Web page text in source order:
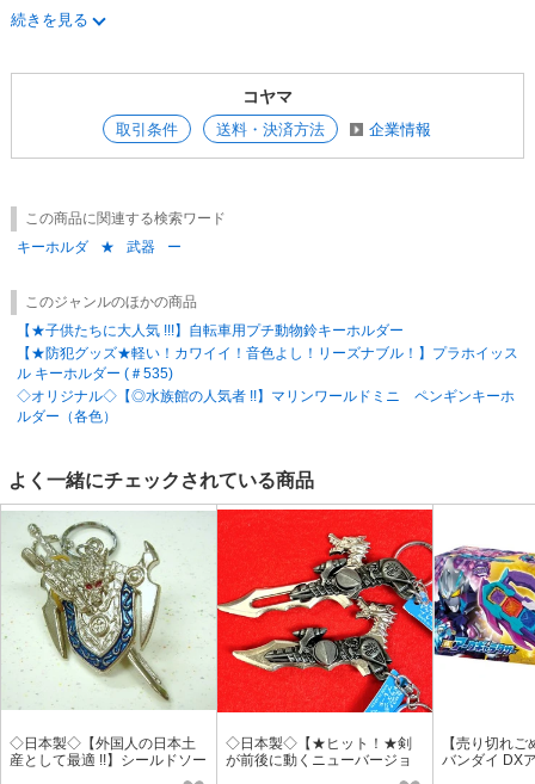
※ 【納期についてのお知らせ】
屋・塗装工程などにおいて資材の遅れなどにより、記載納期より延びる場
続きを見る
コヤマ
取引条件 送料・決済方法 企業情報
この商品に関連する検索ワード
キーホルダ
★ 武器 ー
このジャンルのほかの商品
【★子供たちに大人気 !!!】自転車用プチ動物鈴キーホルダー
【★防犯グッズ★軽い！カワイイ！音色よし！リーズナブル！】プラホイッス
ル キーホルダー (＃535)
◇オリジナル◇【◎水族館の人気者 !!】マリンワールドミニ ペンギンキーホ
ルダー（各色）
よく一緒にチェックされている商品
◇日本製◇【外国人の日本土
産として最適 !!】シールドソー
◇日本製◇【★ヒット！★剣
が前後に動くニューバージョ
ン！】変形ドラゴンブレード
【売り切れ
バンダイ DX